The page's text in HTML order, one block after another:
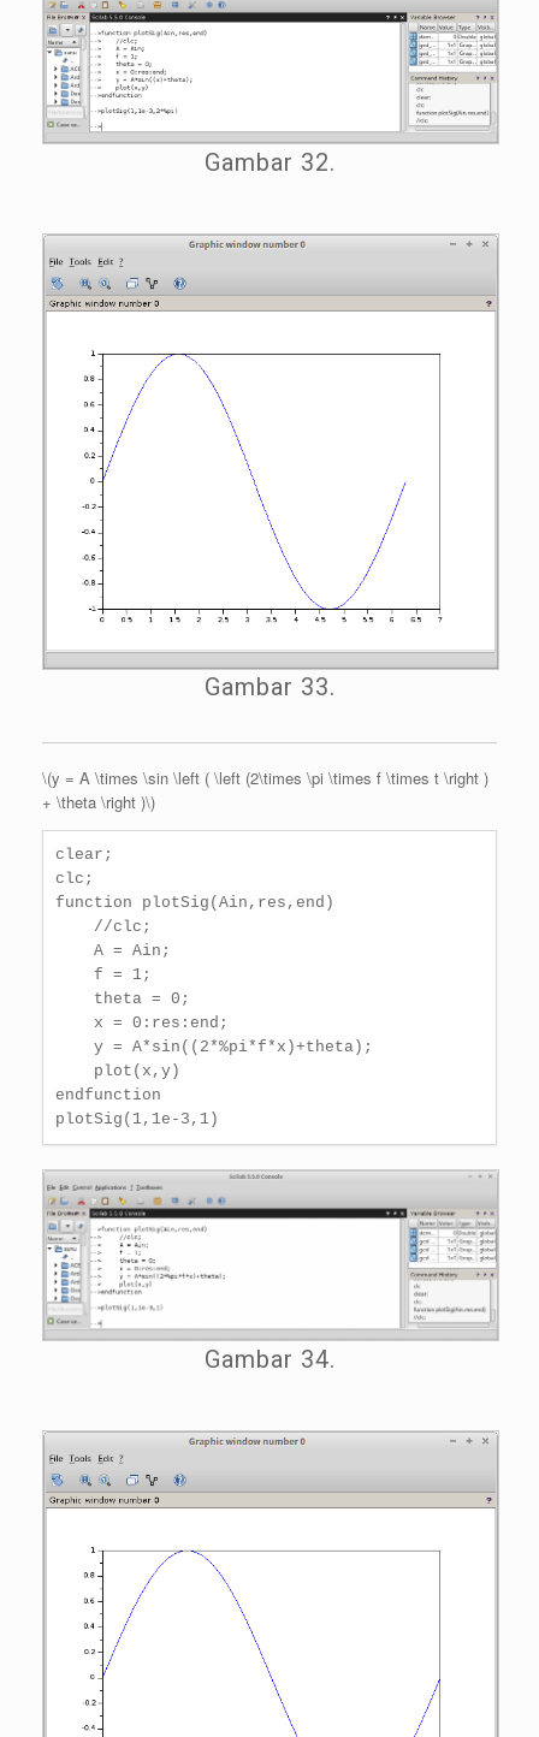
Gambar 32.
Gambar 33.
\(y = A \times \sin \left ( \left (2\times \pi \times f \times t \right )
+ \theta \right )\)
clear;
clc;
function plotSig(Ain,res,end)
    //clc;
    A = Ain;
    f = 1;
    theta = 0;
    x = 0:res:end;
    y = A*sin((2*%pi*f*x)+theta);
    plot(x,y)
endfunction
plotSig(1,1e-3,1)
Gambar 34.